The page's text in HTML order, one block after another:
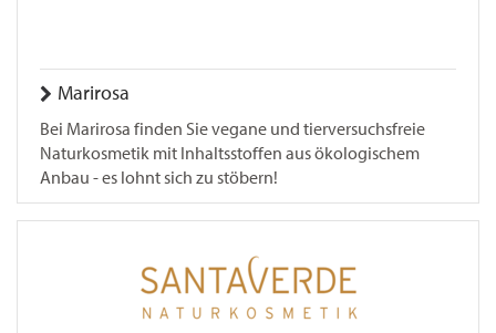
Marirosa
Bei Marirosa finden Sie vegane und tierversuchsfreie
Naturkosmetik mit Inhaltsstoffen aus ökologischem
Anbau - es lohnt sich zu stöbern!